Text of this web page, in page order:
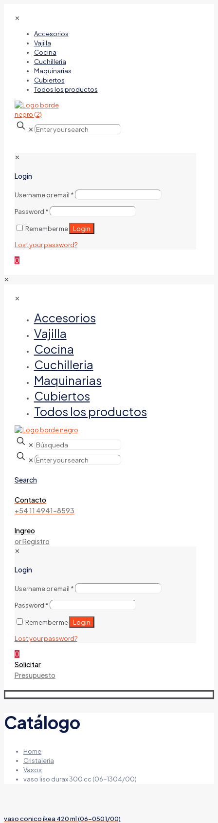
✕
Accesorios
Vajilla
Cocina
Cuchilleria
Maquinarias
Cubiertos
Todos los productos
✕
✕
Login
Username or email *
Password *
Remember me Login
Lost your password?
0
✕
✕
Accesorios
Vajilla
Cocina
Cuchilleria
Maquinarias
Cubiertos
Todos los productos
✕
✕
Search
Contacto
+54 11 4941-8593
Ingreo
or Registro
✕
Login
Username or email *
Password *
Remember me Login
Lost your password?
0
Solicitar
Presupuesto
Catálogo
Home
Cristaleria
Vasos
vaso liso durax 300 cc (06-1304/00)
vaso conico ikea 420 ml (06-0501/00)